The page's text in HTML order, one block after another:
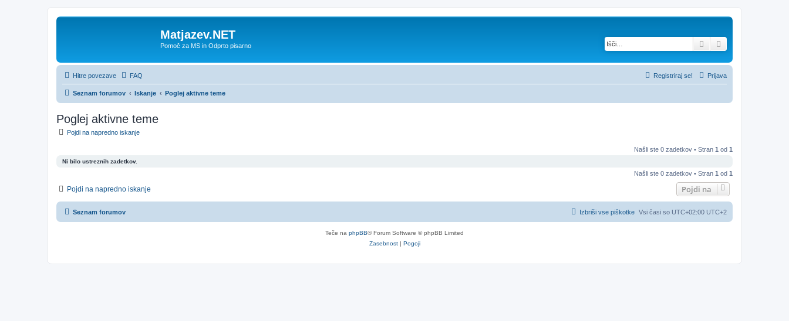
Matjazev.NET
Pomoč za MS in Odprto pisarno Iskanje
Hitre povezave FAQ Prijava
Registriraj se!
Seznam forumov Iskanje Poglej aktivne teme
Poglej aktivne teme
Pojdi na napredno iskanje
Našli ste 0 zadetkov • Stran 1 od 1
Ni bilo ustreznih zadetkov.
Našli ste 0 zadetkov • Stran 1 od 1
Pojdi na napredno iskanje Pojdi na
Seznam forumov Vsi časi so UTC+02:00 UTC+2
Izbriši vse piškotke
Teče na phpBB® Forum Software © phpBB Limited
Zasebnost| Pogoji